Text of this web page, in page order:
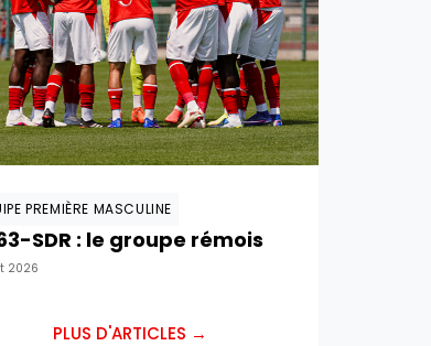
PREMIÈRE MASCULINE
SDR : le groupe rémois
2026
PLUS D'ARTICLES →